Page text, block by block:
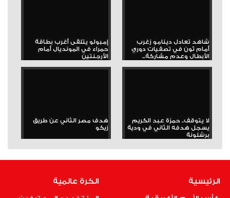
شاهد تعادل دينامو زغرب
أمام ثون في تصفيات دوري
الأبطال وعدم مشاركة...
إمبولو يتلقى أغرب بطاقة
حمراء في المونديال أمام
الأرجنتين
لا يتوقف.. حمزة عبد الكريم
يسجل هدفه الثاني في ودية
برشلونة
هدف مصر الثاني عن طريق
زيكو
الرئيسية
الكرة عالمية